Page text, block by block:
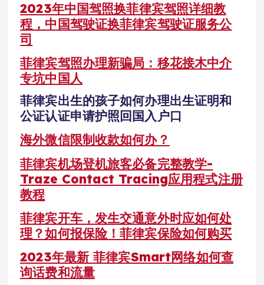
2023年中国驾照换菲律宾驾照详细教
程，中国驾驶证换菲律宾驾驶证服务公
司
菲律宾驾照办理新骗局：移花接木中介
专坑中国人
菲律宾出生的孩子如何办理出生证明和
公证认证申请护照回国入户口
海外微信限制收款如何办？
菲律宾机场登机旅客必备完整教学-
Traze Contact Tracing应用程式注册
教程
菲律宾开车，发生交通意外时应如何处
理？如何报保险！菲律宾保险如何购买
2023年最新 菲律宾Smart网络如何查
询话费和流量